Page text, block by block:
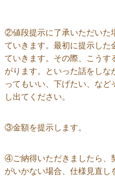
②値段提示に了承いただいた
ていきます。最初に提示した
ていきます。その際、こうす
がります。といった話をし
ってもいい、下げたい、など
し出てください。
③金額を提示します。
④ご納得いただきましたら、
がいかない場合、仕様見直